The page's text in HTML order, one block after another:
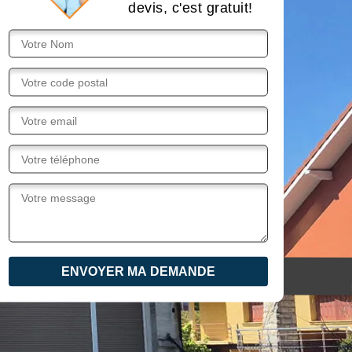
devis, c'est gratuit!